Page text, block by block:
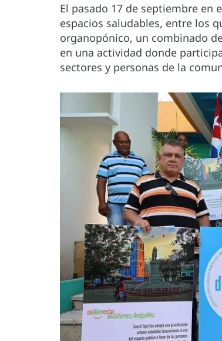
El pasado 17 de septiembre
espacios saludables, entre los
organopónico, un combinado
en una actividad donde
sectores y personas de la